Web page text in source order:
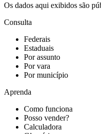
Os dados aqui exibidos são
Consulta
Federais
Estaduais
Por assunto
Por vara
Por município
Aprenda
Como funciona
Posso vender?
Calculadora